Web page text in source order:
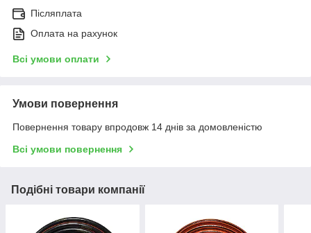
Післяплата
Оплата на рахунок
Всі умови оплати
Умови повернення
Повернення товару впродовж 14 днів за домовленістю
Всі умови повернення
Подібні товари компанії